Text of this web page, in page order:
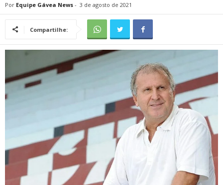
Por Equipe Gávea News - 3 de agosto de 2021
Compartilhe: